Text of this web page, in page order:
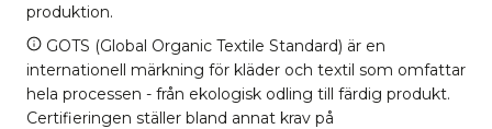
produktion.
GOTS (Global Organic Textile Standard) är en
internationell märkning för kläder och textil som omfattar
hela processen - från ekologisk odling till färdig produkt.
Certifieringen ställer bland annat krav på